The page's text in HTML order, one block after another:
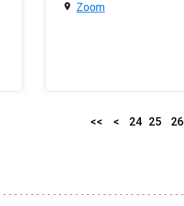
Zoom
<< < 24 25 26